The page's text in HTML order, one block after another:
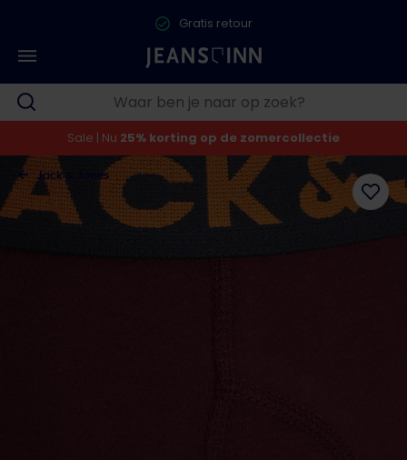
Gratis retour
Sale | Nu 25% korting op de zomercollectie
Jack & Jones